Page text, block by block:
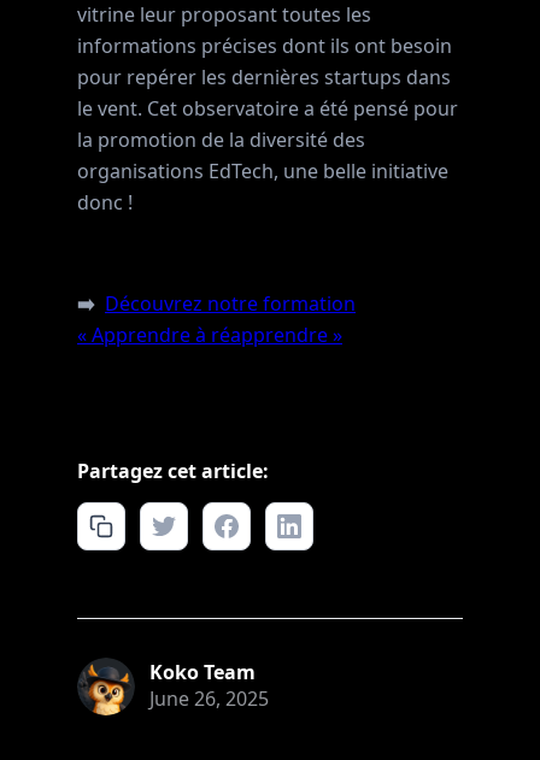
vitrine leur proposant toutes les
informations précises dont ils ont besoin
pour repérer les dernières startups dans
le vent. Cet observatoire a été pensé pour
la promotion de la diversité des
organisations EdTech, une belle initiative
donc !
➡️ Découvrez notre formation
« Apprendre à réapprendre »
Partagez cet article:
Koko Team
June 26, 2025